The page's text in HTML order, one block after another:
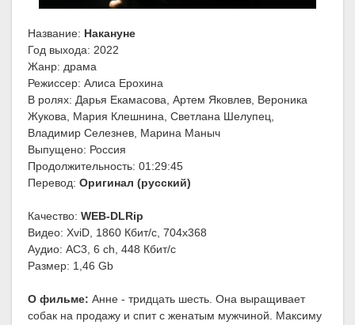
Название: Накануне
Год выхода: 2022
Жанр: драма
Режиссер: Алиса Ерохина
В ролях: Дарья Екамасова, Артем Яковлев, Вероника
Жукова, Мария Клешнина, Светлана Шелупец,
Владимир Селезнев, Марина Маныч
Выпущено: Россия
Продолжительность: 01:29:45
Перевод: Оригинал (русский)
Качество: WEB-DLRip
Видео: XviD, 1860 Кбит/с, 704x368
Аудио: AC3, 6 ch, 448 Кбит/с
Размер: 1,46 Gb
О фильме: Анне - тридцать шесть. Она выращивает
собак на продажу и спит с женатым мужчиной. Максиму